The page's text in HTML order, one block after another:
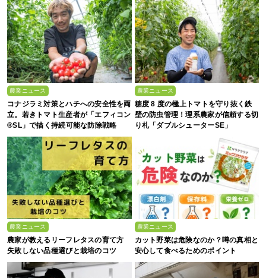
農業ニュース
コナジラミ対策とハチへの安全性を両
立。若きトマト生産者が「エフィコン
®SL」で描く持続可能な防除戦略
農業ニュース
糖度 8 度の極上トマトを守り抜く鉄
壁の防虫管理！理系農家が信頼する切
り札「ダブルシューターSE」
農業ニュース
農家が教えるリーフレタスの育て方
失敗しない品種選びと栽培のコツ
農業ニュース
カット野菜は危険なのか？噂の真相と
安心して食べるためのポイント